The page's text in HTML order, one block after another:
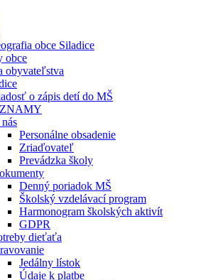
obce Siladice
obce
obyvateľstva
o zápis detí do MŠ
Personálne obsadenie
Zriaďovateľ
Prevádzka školy
Denný poriadok MŠ
Školský vzdelávací program
Harmonogram školských aktivít
GDPR
dieťaťa
Jedálny lístok
Údaje k platbe